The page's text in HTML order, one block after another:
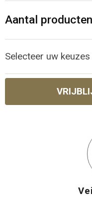
Aantal producten
Selecteer uw